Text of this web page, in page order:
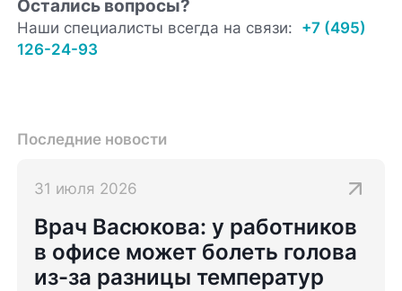
Остались вопросы?
Наши специалисты всегда на связи: +7 (495)
126-24-93
Последние новости
31 июля 2026
Врач Васюкова: у работников
в офисе может болеть голова
из-за разницы температур